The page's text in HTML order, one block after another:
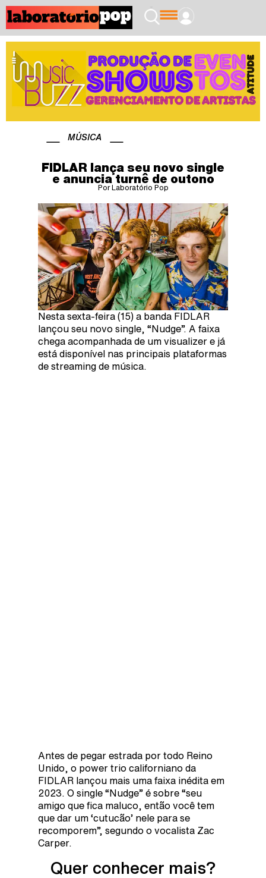
MÚSICA
FIDLAR lança seu novo single
e anuncia turnê de outono
Por Laboratório Pop
Nesta sexta-feira (15) a banda FIDLAR
lançou seu novo single, “Nudge”. A faixa
chega acompanhada de um visualizer e já
está disponível nas principais plataformas
de streaming de música.
Antes de pegar estrada por todo Reino
Unido, o power trio californiano da
FIDLAR lançou mais uma faixa inédita em
2023. O single “Nudge” é sobre “seu
amigo que fica maluco, então você tem
que dar um ‘cutucão’ nele para se
recomporem”, segundo o vocalista Zac
Carper.
Quer conhecer mais?